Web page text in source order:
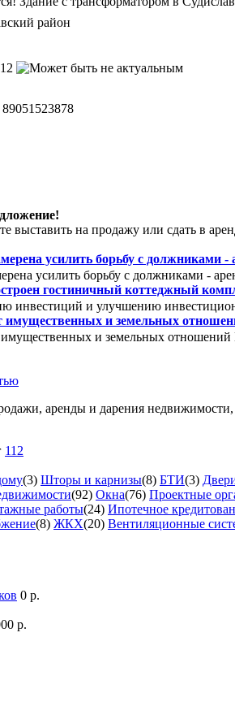
район
89051523878
выставить на продажу или сдать в
усилить борьбу с должниками -
усилить борьбу с должниками -
гостиничный коттеджный
инвестиций и улучшению
имущественных и земельных
и земельных отношений
аренды и дарения недвижимости,
112
(3) Шторы и карнизы(8) БТИ(3)
(92) Окна(76) Проектные
работы(24) Ипотечное
(8) ЖКХ(20) Вентиляционные
0 р.
р.